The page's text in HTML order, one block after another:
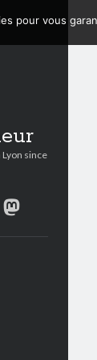
since
mastodon
pour vous